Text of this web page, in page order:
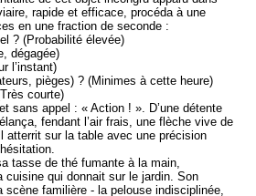
rapide et efficace, procéda à une
en une fraction de seconde :
? (Probabilité élevée)
dégagée)
l’instant)
pièges) ? (Minimes à cette heure)
courte)
sans appel : « Action ! ». D’une détente
fendant l’air frais, une flèche vive de
atterrit sur la table avec une précision
tasse de thé fumante à la main,
cuisine qui donnait sur le jardin. Son
scène familière - la pelouse indisciplinée,